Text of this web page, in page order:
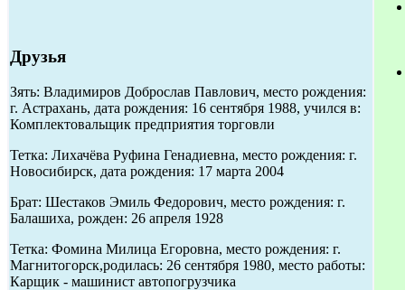
Друзья
Зять: Владимиров Доброслав Павлович, место рождения:
г. Астрахань, дата рождения: 16 сентября 1988, учился в:
Комплектовальщик предприятия торговли
Тетка: Лихачёва Руфина Генадиевна, место рождения: г.
Новосибирск, дата рождения: 17 марта 2004
Брат: Шестаков Эмиль Федорович, место рождения: г.
Балашиха, рожден: 26 апреля 1928
Тетка: Фомина Милица Егоровна, место рождения: г.
Магнитогорск,родилась: 26 сентября 1980, место работы:
Карщик - машинист автопогрузчика